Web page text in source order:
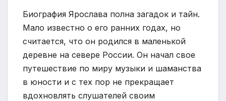
Биография Ярослава полна загадок и тайн.
Мало известно о его ранних годах, но
считается, что он родился в маленькой
деревне на севере России. Он начал свое
путешествие по миру музыки и шаманства
в юности и с тех пор не прекращает
вдохновлять слушателей своим